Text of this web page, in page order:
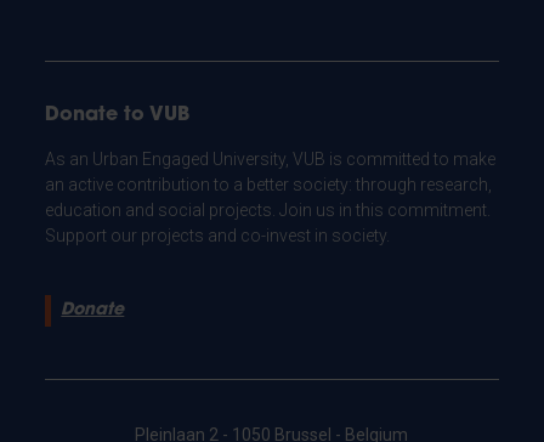
Donate to VUB
As an Urban Engaged University, VUB is committed to make
an active contribution to a better society: through research,
education and social projects. Join us in this commitment.
Support our projects and co-invest in society.
Donate
Pleinlaan 2 - 1050 Brussel - Belgium